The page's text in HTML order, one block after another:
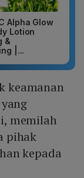
Alpha Glow
Lotion
&
|...
keamanan
memilah
pihak
kepada